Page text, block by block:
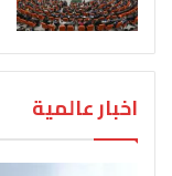
اخبار عالمية